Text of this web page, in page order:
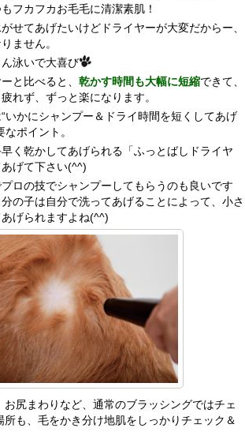
フカフカお毛毛に清潔素肌！
せてあげたいけどドライヤーが大変だからー、
ません。
泳いで大喜び
と比べると、 乾かす時間も大幅に短縮できて、
れず、ずっと楽になります。
いかにシャンプー＆ドライ時間を短くしてあげ
ポイント。
く乾かしてあげられる「ふっとばしドライヤ
げて下さい(^^)
ロの技でシャンプーしてもらうのも良いです
の子は自分で洗ってあげることによって、小さ
げられますよね(^^)
お尻まわりなど、通常のブラッシングではチェ
所も、毛をかき分け地肌をしっかりチェック＆